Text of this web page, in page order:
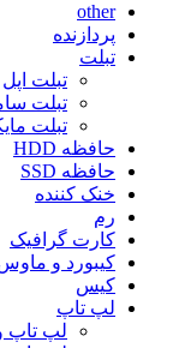
other
پردازنده
تبلت
تبلت اپل
تبلت
تبلت
حافظه HDD
حافظه SSD
خنک کننده
رم
کارت گرافیک
کیبورد و
کیس
لپ تاپ
لپ تاپ